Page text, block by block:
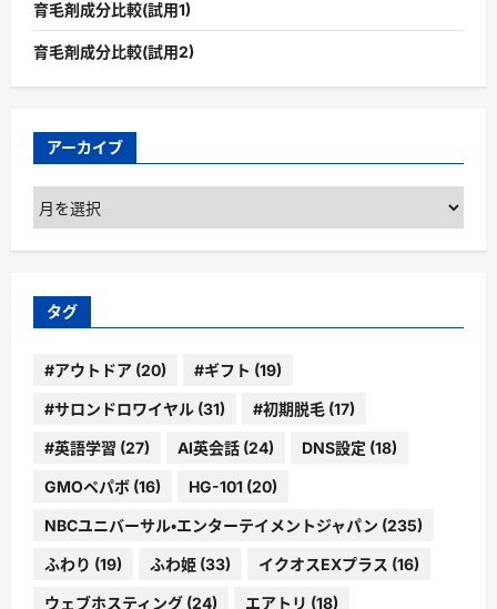
育毛剤成分比較(試用1)
育毛剤成分比較(試用2)
アーカイブ
ア
ー
カ
ブ
タグ
#アウトドア (20) #ギフト (19)
#サロンドロワイヤル (31) #初期脱毛 (17)
#英語学習 (27) AI英会話 (24) DNS設定 (18)
GMOペパボ (16) HG-101 (20)
NBCユニバーサル・エンターテイメントジャパン (235)
ふわり (19) ふわ姫 (33) イクオスEXプラス (16)
ウェブホスティング (24) エアトリ (18)